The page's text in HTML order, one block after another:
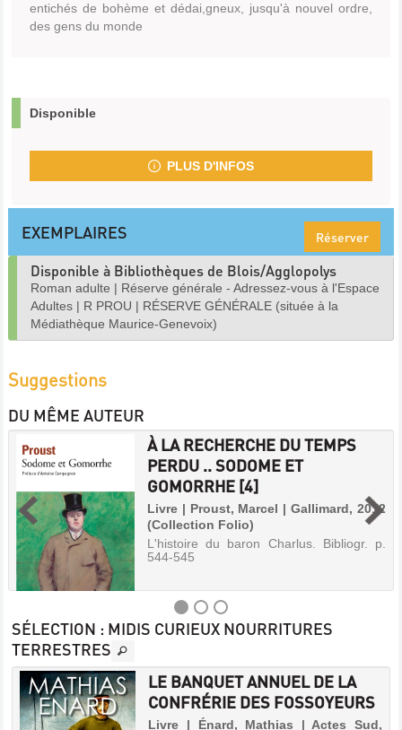
entichés de bohème et dédai,gneux, jusqu'à nouvel ordre,
des gens du monde
Disponible
PLUS D'INFOS
EXEMPLAIRES Réserver
Disponible à Bibliothèques de Blois/Agglopolys
Roman adulte | Réserve générale - Adressez-vous à l'Espace
Adultes | R PROU | RÉSERVE GÉNÉRALE (située à la
Médiathèque Maurice-Genevoix)
Suggestions
DU MÊME AUTEUR
À LA RECHERCHE DU TEMPS
PERDU .. SODOME ET
GOMORRHE [4]
Livre | Proust, Marcel | Gallimard, 2012
(Collection Folio)
L'histoire du baron Charlus. Bibliogr. p.
544-545
À
LA
RECHERCHE
SÉLECTION : MIDIS CURIEUX NOURRITURES
TERRESTRES
LE BANQUET ANNUEL DE LA
CONFRÉRIE DES FOSSOYEURS
Livre | Énard, Mathias | Actes Sud,